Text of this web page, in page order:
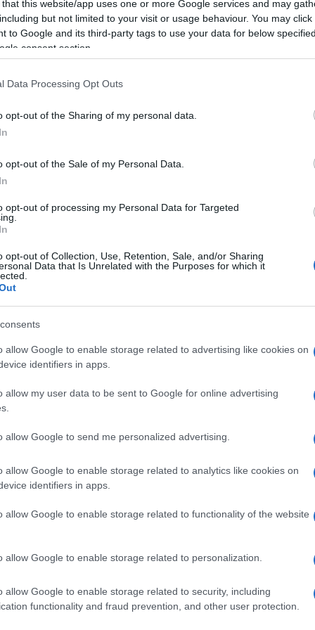
that this website/app uses one or more Google services and may
but not limited to your visit or usage behaviour. You may
to Google and its third-party tags to use your data for below
consent section.
Data Processing Opt Outs
opt-out of the Sharing of my personal data.
opt-out of the Sale of my Personal Data.
opt-out of processing my Personal Data for Targeted
opt-out of Collection, Use, Retention, Sale, and/or Sharing
Data that Is Unrelated with the Purposes for which it
allow Google to enable storage related to advertising like cookies on
identifiers in apps.
allow my user data to be sent to Google for online advertising
allow Google to send me personalized advertising.
allow Google to enable storage related to analytics like cookies on
identifiers in apps.
allow Google to enable storage related to functionality of the website
allow Google to enable storage related to personalization.
allow Google to enable storage related to security, including
functionality and fraud prevention, and other user protection.
di Olbiavenerdì 4 luglio ore 21.30.
il benessere psichico che ha origine
chiavi di comprensione di ciò che
e negli adolescenti, mette a fuoco i
diffusi e i modi per intervenire
i sintomi. Infine, guida genitori e
vocazione educativa per aiutare figli e
stabili, curiosi di conoscere, ricchi di
autonomia e serenità le sfide del
è un’età critica, ma ci sentiamo
fase di passaggio da sopportare e
e a consegnarci individui maturi e
fosse così? Se la famosa crisi
crisi? Stefano Vicari lancia un
carico di un problema: gli accessi al pronto
di bambini e adolescenti che, come
sta manifestando un grave malessere
frequenza in atti violenti contro se stessi o
ansie, dipendenze e disturbi
che spesso non si supera con l’età,
degenerando in vere e proprie
differenza tra vite aperte al futuro e vite
dipende la salute mentale? Cosa
Noi adulti abbiamo la possibilità formidabile
attuale delle cose e migliorare la qualità